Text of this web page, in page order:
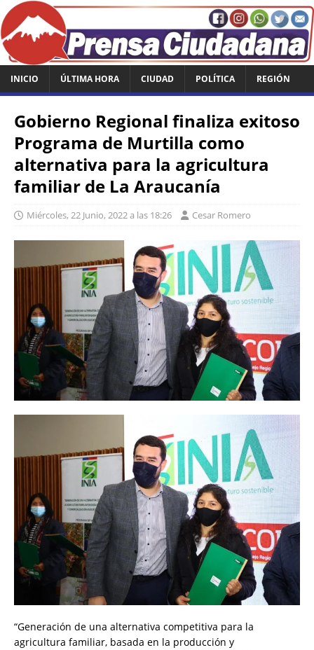
INICIO ÚLTIMA HORA CIUDAD POLÍTICA REGIÓN
Gobierno Regional finaliza exitoso
Programa de Murtilla como
alternativa para la agricultura
familiar de La Araucanía
Miércoles, 22 Junio, 2022 a las 18:26 Cesar Romero
“Generación de una alternativa competitiva para la
agricultura familiar, basada en la producción y